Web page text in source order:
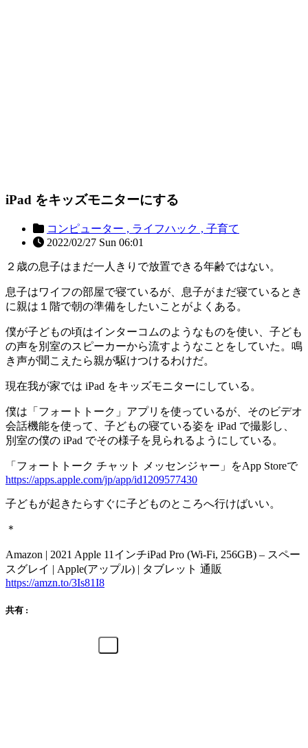
iPad をキッズモニターにする
コンピューター , ライフハック , 子育て
2022/02/27 Sun 06:01
２歳の息子はまだ一人きりで放置できる年齢ではない。
息子はワイフの部屋で寝ているが、息子がまだ寝ているとき
に親は１階で朝の準備をしたいことがよくある。
僕が子どもの頃はインターコムのようなものを使い、子ども
の声を別室のスピーカーから流すようなことをしていた。鳴
き声が聞こえたら親が駆けつけるわけだ。
現在我が家では iPad をキッズモニターにしている。
僕は「フォートトーク」アプリを使っているが、そのビデオ
会話機能を使って、子どもの寝ている姿を iPad で撮影し、
別室の僕の iPad でその様子を見られるようにしている。
「フォートトーク チャット メッセンジャー」をApp Storeで
https://apps.apple.com/jp/app/id1209577430
子どもが起きたらすぐに子どものところへ行けばいい。
＊
Amazon | 2021 Apple 11インチiPad Pro (Wi-Fi, 256GB) – スペー
スグレイ | Apple(アップル) | タブレット 通販
https://amzn.to/3Is81I8
共有 :